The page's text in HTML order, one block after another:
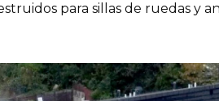
para sillas de ruedas y